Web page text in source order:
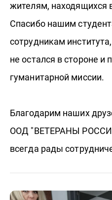
жителям, находящихся
Спасибо нашим
сотрудникам
не остался в стороне и
гуманитарной миссии.
Благодарим наших
ООД "ВЕТЕРАНЫ
всегда рады